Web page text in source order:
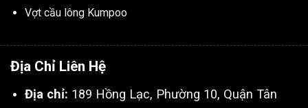
Vợt cầu lông Kumpoo
Địa Chỉ Liên Hệ
Địa chỉ: 189 Hồng Lạc, Phường 10, Quận Tân